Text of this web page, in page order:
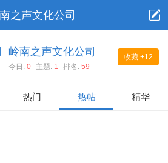
之声文化公司
收藏 +12
岭南之声文化公司
今日: 0 主题: 1 排名: 59
热门 热帖 精华